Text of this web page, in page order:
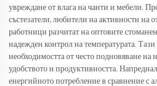
увреждане от влага на чанти и мебели.
състезатели, любители на активности на
работници разчитат на оптовите
надежден контрол на температурата.
необходимостта от често подновяване на
удобството и продуктивността.
енергийното потребление в сравнение с